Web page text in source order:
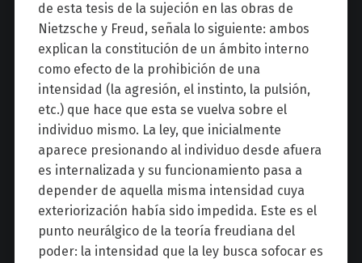
de esta tesis de la sujeción en las obras de
Nietzsche y Freud, señala lo siguiente: ambos
explican la constitución de un ámbito interno
como efecto de la prohibición de una
intensidad (la agresión, el instinto, la pulsión,
etc.) que hace que esta se vuelva sobre el
individuo mismo. La ley, que inicialmente
aparece presionando al individuo desde afuera
es internalizada y su funcionamiento pasa a
depender de aquella misma intensidad cuya
exteriorización había sido impedida. Este es el
punto neurálgico de la teoría freudiana del
poder: la intensidad que la ley busca sofocar es